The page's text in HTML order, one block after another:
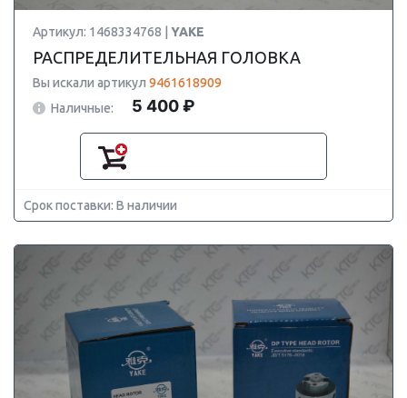
Артикул: 1468334768 | YAKE
РАСПРЕДЕЛИТЕЛЬНАЯ ГОЛОВКА
Вы искали артикул 9461618909
Наличные:
5 400 ₽
Срок поставки: В наличии